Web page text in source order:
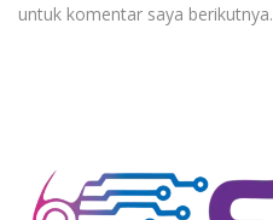
untuk komentar saya berikutnya.